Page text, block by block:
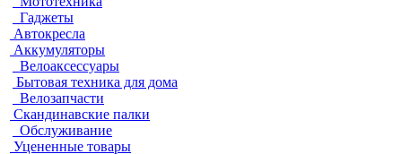
Гаджеты
Автокресла
Аккумуляторы
Велоаксессуары
Бытовая техника для дома
Велозапчасти
Скандинавские палки
Обслуживание
Уцененные товары